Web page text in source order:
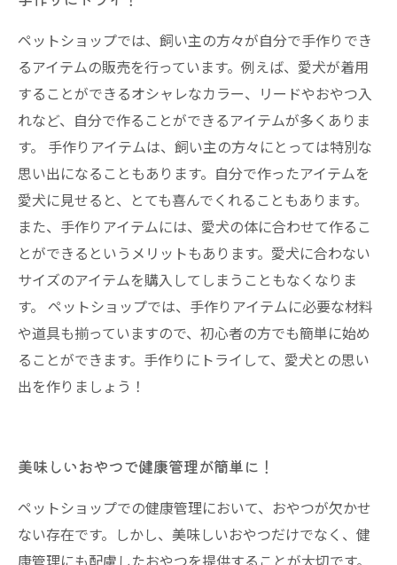
ペットショップでは、飼い主の方々が自分で手作りでき
るアイテムの販売を行っています。例えば、愛犬が着用
することができるオシャレなカラー、リードやおやつ入
れなど、自分で作ることができるアイテムが多くありま
す。 手作りアイテムは、飼い主の方々にとっては特別な
思い出になることもあります。自分で作ったアイテムを
愛犬に見せると、とても喜んでくれることもあります。
また、手作りアイテムには、愛犬の体に合わせて作るこ
とができるというメリットもあります。愛犬に合わない
サイズのアイテムを購入してしまうこともなくなりま
す。 ペットショップでは、手作りアイテムに必要な材料
や道具も揃っていますので、初心者の方でも簡単に始め
ることができます。手作りにトライして、愛犬との思い
出を作りましょう！
美味しいおやつで健康管理が簡単に！
ペットショップでの健康管理において、おやつが欠かせ
ない存在です。しかし、美味しいおやつだけでなく、健
康管理にも配慮したおやつを提供することが大切です。